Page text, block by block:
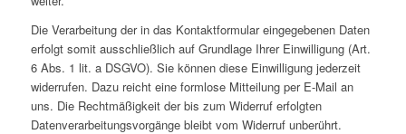
Die Verarbeitung der in das Kontaktformular eingegebenen Daten
erfolgt somit ausschließlich auf Grundlage Ihrer Einwilligung (Art.
6 Abs. 1 lit. a DSGVO). Sie können diese Einwilligung jederzeit
widerrufen. Dazu reicht eine formlose Mitteilung per E-Mail an
uns. Die Rechtmäßigkeit der bis zum Widerruf erfolgten
Datenverarbeitungsvorgänge bleibt vom Widerruf unberührt.